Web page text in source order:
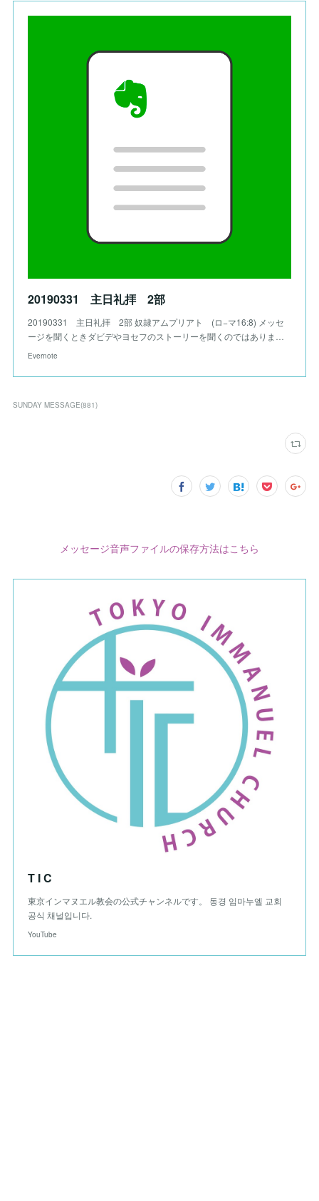
20190331 主日礼拝 2部
20190331 主日礼拝 2部 奴隷アムプリアト (ロ−マ16:8) メッセ
ージを聞くときダビデやヨセフのストーリーを聞くのではありま…
Evernote
SUNDAY MESSAGE(881)
メッセージ音声ファイルの保存方法はこちら
T I C
東京インマヌエル教会の公式チャンネルです。 동경 임마누엘 교회
공식 채널입니다.
YouTube